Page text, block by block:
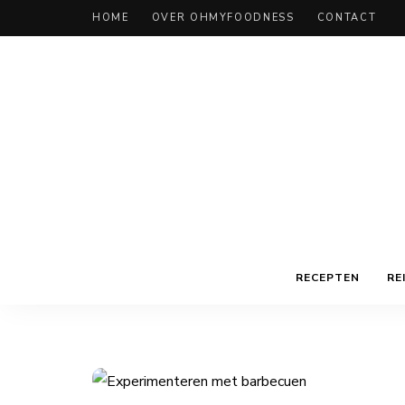
HOME OVER OHMYFOODNESS CONTACT
RECEPTEN